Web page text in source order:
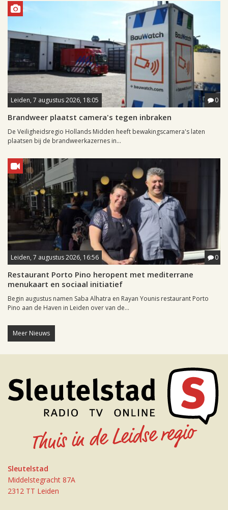
Leiden, 7 augustus 2026, 18:05 0
Brandweer plaatst camera's tegen inbraken
De Veiligheidsregio Hollands Midden heeft bewakingscamera's laten
plaatsen bij de brandweerkazernes in...
Leiden, 7 augustus 2026, 16:56 0
Restaurant Porto Pino heropent met mediterrane
menukaart en sociaal initiatief
Begin augustus namen Saba Alhatra en Rayan Younis restaurant Porto
Pino aan de Haven in Leiden over van de...
Meer Nieuws
Sleutelstad
Middelstegracht 87A
2312 TT Leiden